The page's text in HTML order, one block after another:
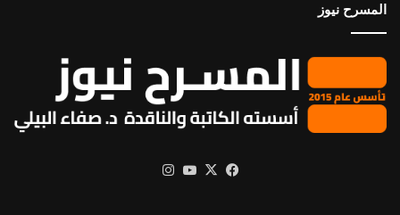
المسرح نيوز
فيسبوك
X يوتيوب